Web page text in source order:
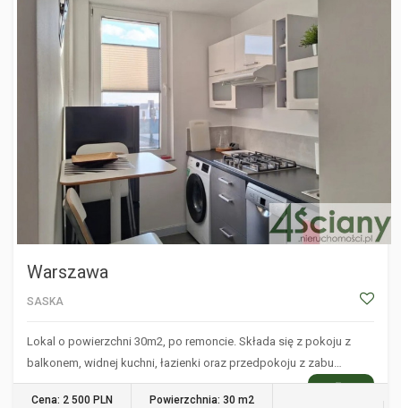
Warszawa
SASKA
Lokal o powierzchni 30m2, po remoncie. Składa się z pokoju z
balkonem, widnej kuchni, łazienki oraz przedpokoju z zabu…
WIĘCEJ
Cena: 2 500 PLN
Powierzchnia: 30 m2